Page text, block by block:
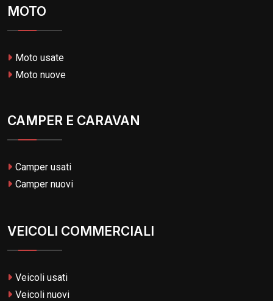
MOTO
Moto usate
Moto nuove
CAMPER E CARAVAN
Camper usati
Camper nuovi
VEICOLI COMMERCIALI
Veicoli usati
Veicoli nuovi